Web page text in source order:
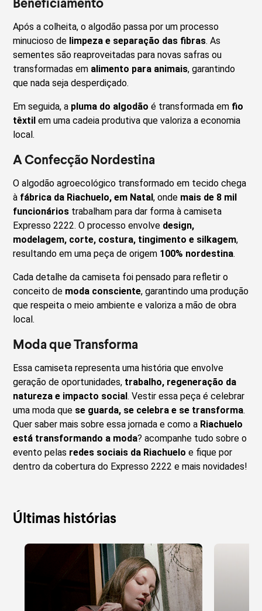
Após a colheita, o algodão passa por um processo
minucioso de limpeza e separação das fibras. As
sementes são reaproveitadas para novas safras ou
transformadas em alimento para animais, garantindo
que nada seja desperdiçado.
Em seguida, a pluma do algodão é transformada em fio
têxtil em uma cadeia produtiva que valoriza a economia
local.
A Confecção Nordestina
O algodão agroecológico transformado em tecido chega
à fábrica da Riachuelo, em Natal, onde mais de 8 mil
funcionários trabalham para dar forma à camiseta
Expresso 2222. O processo envolve design,
modelagem, corte, costura, tingimento e silkagem,
resultando em uma peça de origem 100% nordestina.
Cada detalhe da camiseta foi pensado para refletir o
conceito de moda consciente, garantindo uma produção
que respeita o meio ambiente e valoriza a mão de obra
local.
Moda que Transforma
Essa camiseta representa uma história que envolve
geração de oportunidades, trabalho, regeneração da
natureza e impacto social. Vestir essa peça é celebrar
uma moda que se guarda, se celebra e se transforma.
Quer saber mais sobre essa jornada e como a Riachuelo
está transformando a moda? acompanhe tudo sobre o
evento pelas redes sociais da Riachuelo e fique por
dentro da cobertura do Expresso 2222 e mais novidades!
Últimas histórias